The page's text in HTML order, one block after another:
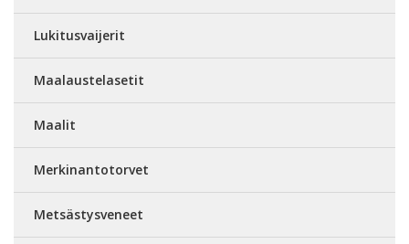
Lukitusvaijerit
Maalaustelasetit
Maalit
Merkinantotorvet
Metsästysveneet